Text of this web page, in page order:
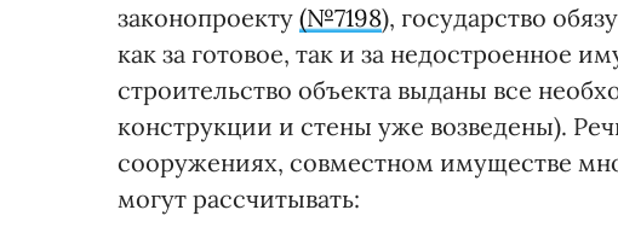
законопроекту (№7198), государство
как за готовое, так и за недостроенное
строительство объекта выданы все
конструкции и стены уже возведены).
сооружениях, совместном имуществе
могут рассчитывать: